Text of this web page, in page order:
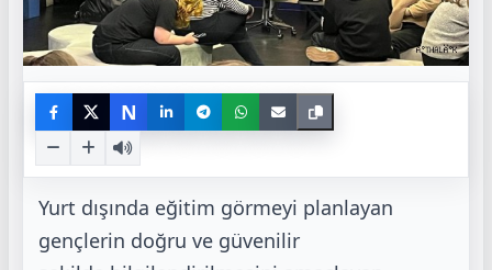
N
Yurt dışında eğitim görmeyi planlayan
gençlerin doğru ve güvenilir